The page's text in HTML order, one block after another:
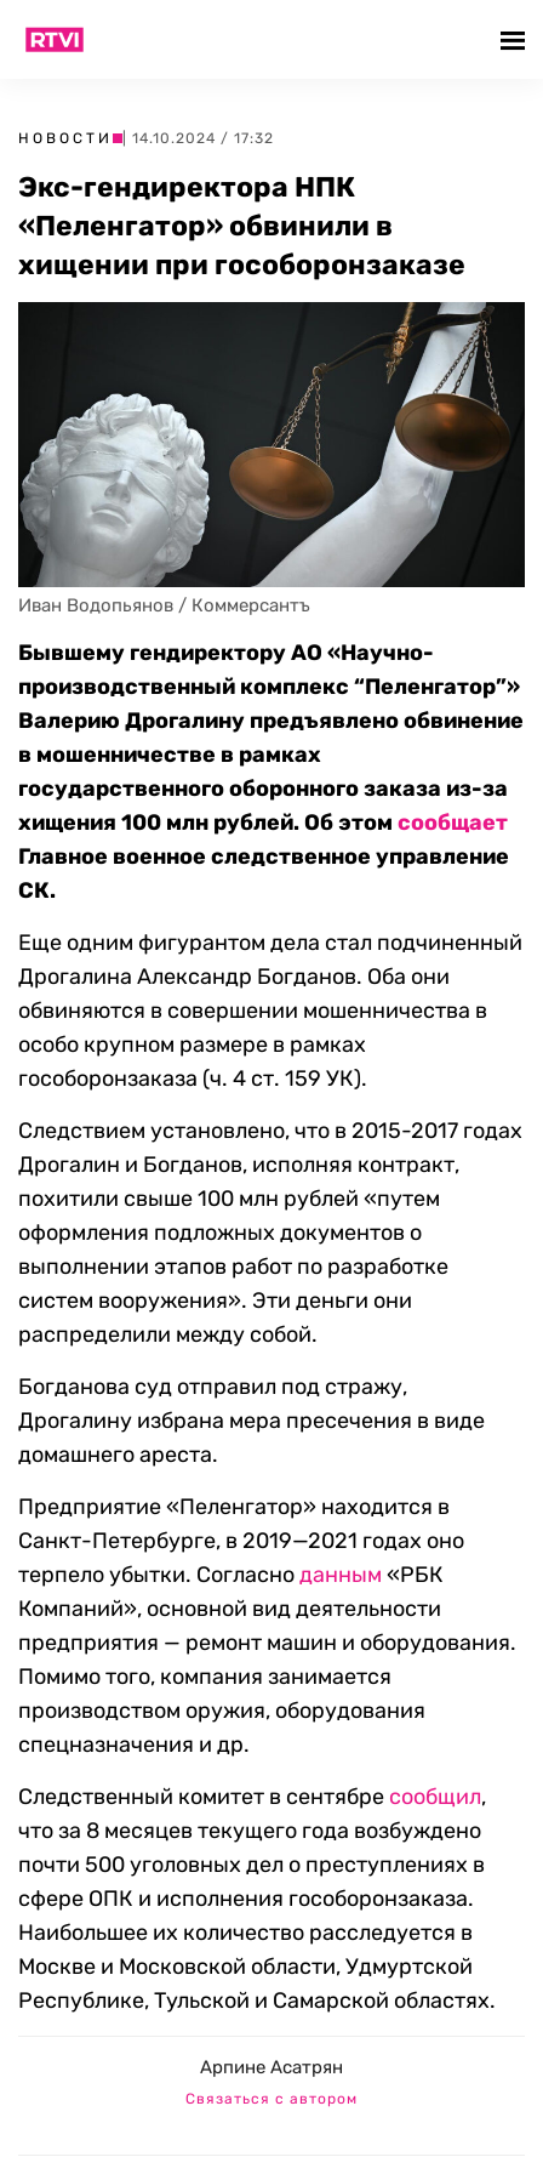
НОВОСТИ | 14.10.2024 / 17:32
Экс-гендиректора НПК
«Пеленгатор» обвинили в
хищении при гособоронзаказе
Иван Водопьянов / Коммерсантъ
Бывшему гендиректору АО «Научно-
производственный комплекс “Пеленгатор”»
Валерию Дрогалину предъявлено обвинение
в мошенничестве в рамках
государственного оборонного заказа из-за
хищения 100 млн рублей. Об этом сообщает
Главное военное следственное управление
СК.
Еще одним фигурантом дела стал подчиненный
Дрогалина Александр Богданов. Оба они
обвиняются в совершении мошенничества в
особо крупном размере в рамках
гособоронзаказа (ч. 4 ст. 159 УК).
Следствием установлено, что в 2015-2017 годах
Дрогалин и Богданов, исполняя контракт,
похитили свыше 100 млн рублей «путем
оформления подложных документов о
выполнении этапов работ по разработке
систем вооружения». Эти деньги они
распределили между собой.
Богданова суд отправил под стражу,
Дрогалину избрана мера пресечения в виде
домашнего ареста.
Предприятие «Пеленгатор» находится в
Санкт-Петербурге, в 2019—2021 годах оно
терпело убытки. Согласноданным «РБК
Компаний», основной вид деятельности
предприятия — ремонт машин и оборудования.
Помимо того, компания занимается
производством оружия, оборудования
спецназначения и др.
Следственный комитет в сентябре сообщил,
что за 8 месяцев текущего года возбуждено
почти 500 уголовных дел о преступлениях в
сфере ОПК и исполнения гособоронзаказа.
Наибольшее их количество расследуется в
Москве и Московской области, Удмуртской
Республике, Тульской и Самарской областях.
Арпине Асатрян
Связаться с автором